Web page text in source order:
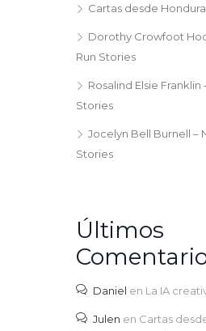
Cartas desde
Dorothy Crowfoot
Run Stories
Rosalind Elsie Franklin
Stories
Jocelyn Bell Burnell –
Stories
Últimos
Daniel en La IA
Julen en Cartas